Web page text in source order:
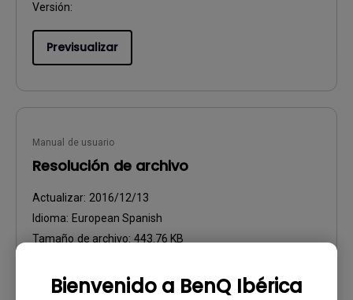
Bienvenido a BenQ Ibérica
Versión:
Previsualizar
Manual de usuario
Resolución de archivo
Actualizar: 2016/12/13
Idioma: European Spanish
Tamaño de archivo: 443.76 KB